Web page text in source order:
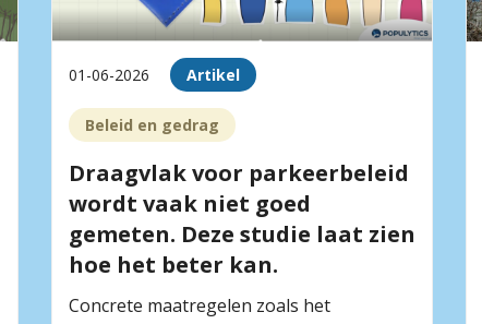
01-06-2026 Artikel
Beleid en gedrag
Draagvlak voor parkeerbeleid
wordt vaak niet goed
gemeten. Deze studie laat zien
hoe het beter kan.
Concrete maatregelen zoals het